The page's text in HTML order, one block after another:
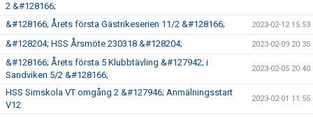
2 &#128166;
&#128166; Årets första Gästrikeserien 11/2 &#128166; 2023-02-12 15:53
&#128204; HSS Årsmöte 230318 &#128204; 2023-02-09 20:35
&#128166; Årets första 5 Klubbtävling &#127942; i
Sandviken 5/2 &#128166;
2023-02-05 20:40
HSS Simskola VT omgång 2 &#127946; Anmälningsstart
V12
2023-02-01 11:55